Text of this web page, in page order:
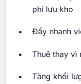
phí lưu kho
Đẩy nhanh
Thuê thay vì
Tăng khối